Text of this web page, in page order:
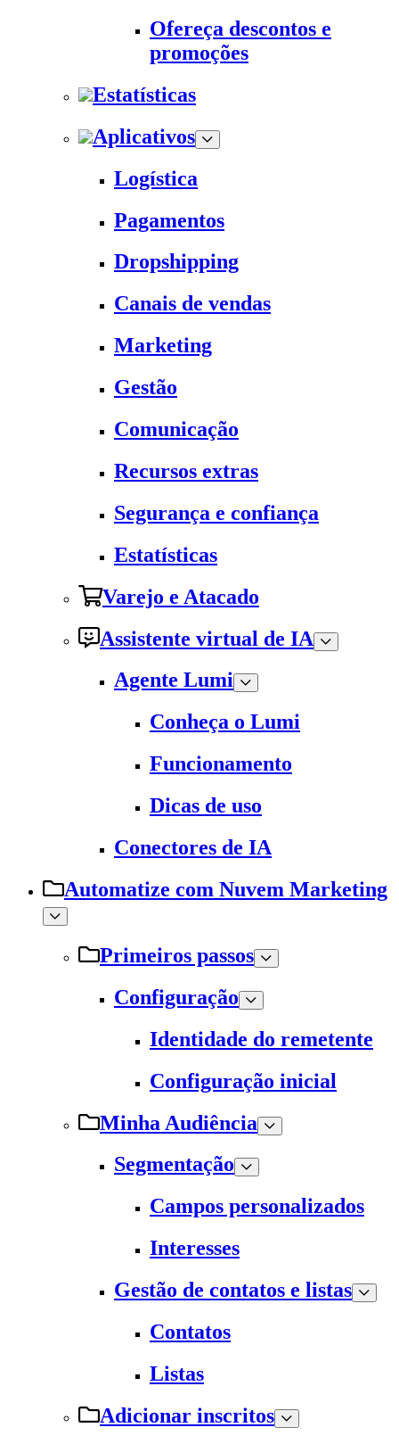
Ofereça descontos e
promoções
Estatísticas
Aplicativos
Logística
Pagamentos
Dropshipping
Canais de vendas
Marketing
Gestão
Comunicação
Recursos extras
Segurança e confiança
Estatísticas
Varejo e Atacado
Assistente virtual de IA
Agente Lumi
Conheça o Lumi
Funcionamento
Dicas de uso
Conectores de IA
Automatize com Nuvem Marketing
Primeiros passos
Configuração
Identidade do remetente
Configuração inicial
Minha Audiência
Segmentação
Campos personalizados
Interesses
Gestão de contatos e listas
Contatos
Listas
Adicionar inscritos